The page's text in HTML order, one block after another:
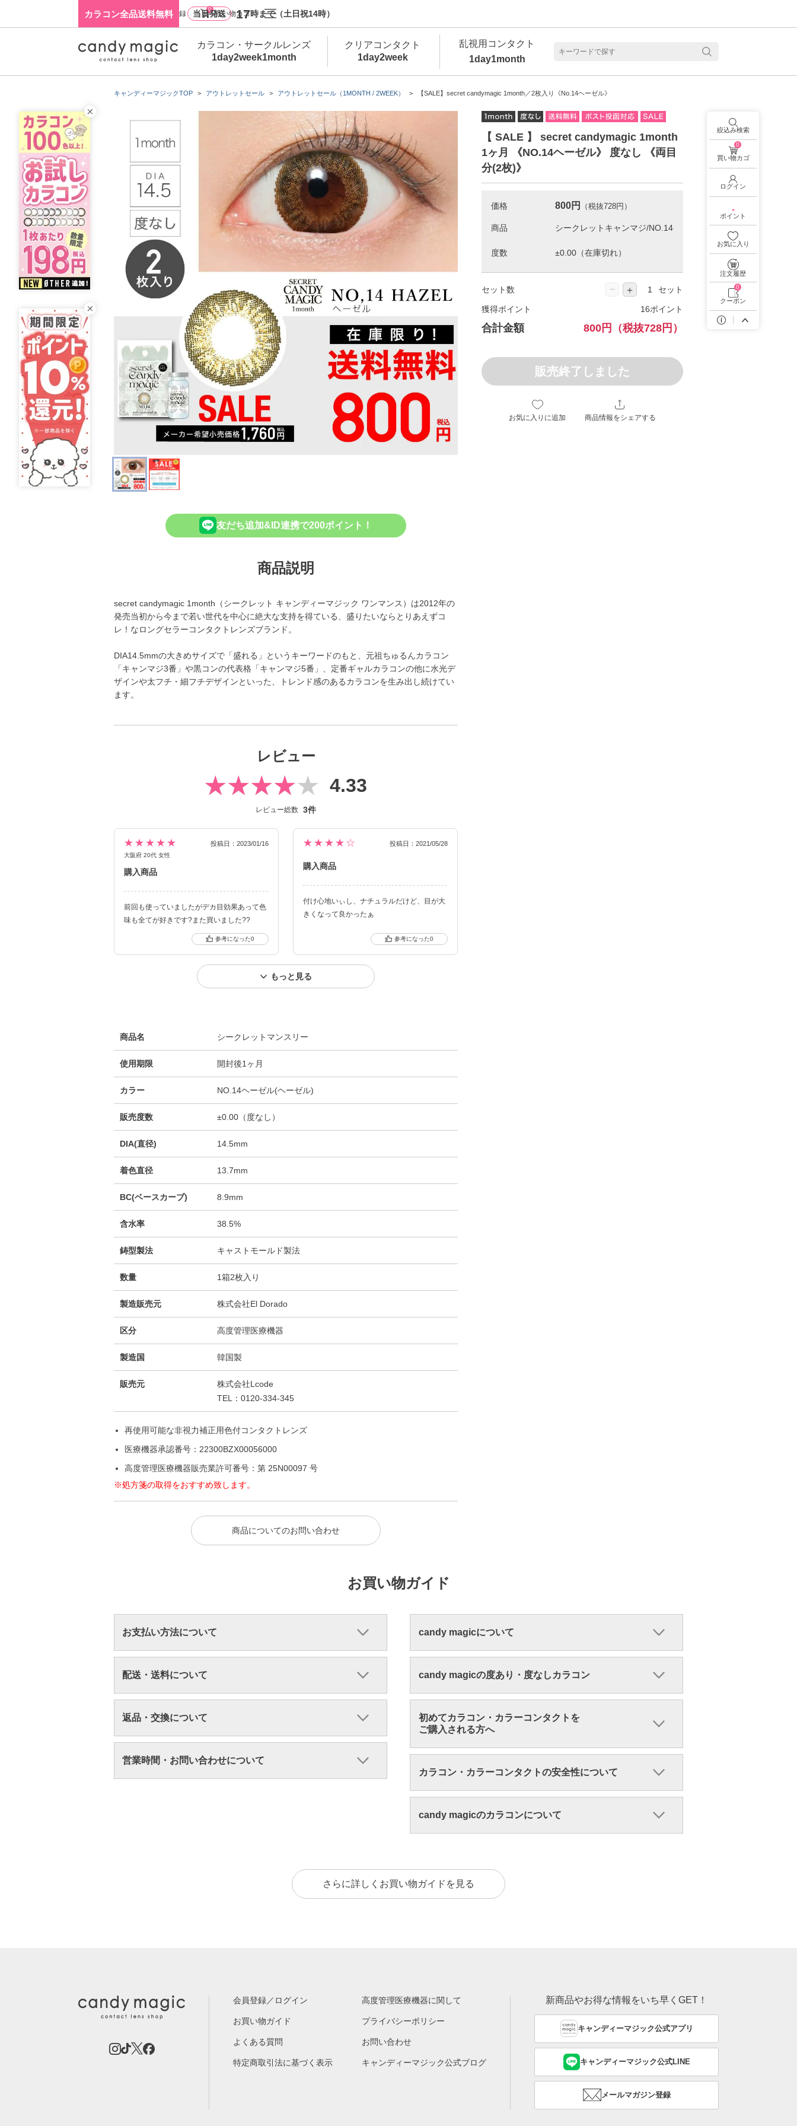
カラコン全品送料無料 当日発送 17時まで（土日祝14時）
キャンディーマジックTOP アウトレットセール アウトレットセール（1MONTH / 2WEEK） 【SALE】secret candymagic 1month／2枚入り《No.14ヘーゼル》
【 SALE 】 secret candymagic 1month
1ヶ月 《NO.14ヘーゼル》 度なし 《両目
分(2枚)》
価格 800円 （税抜728円）
商品
度数
セット数 − ＋ セット
獲得ポイント 16ポイント
合計金額 800円 （税抜728円）
販売終了しました
お気に入りに追加 商品情報をシェアする
友だち追加&ID連携で200ポイント！
商品説明
secret candymagic 1month（シークレット キャンディーマジック ワンマンス）は2012年の
発売当初から今まで若い世代を中心に絶大な支持を得ている、盛りたいならとりあえずコ
レ！なロングセラーコンタクトレンズブランド。
DIA14.5mmの大きめサイズで「盛れる」というキーワードのもと、元祖ちゅるんカラコン
「キャンマジ3番」や黒コンの代表格「キャンマジ5番」、定番ギャルカラコンの他に水光デ
ザインや太フチ・細フチデザインといった、トレンド感のあるカラコンを生み出し続けてい
ます。
レビュー
4.33
レビュー総数 3件
★★★★★
大阪府 20代 女性
投稿日：2023/01/16
購入商品
前回も使っていましたがデカ目効果あって色
味も全てが好きです?また買いました??
0
★★★★☆ 投稿日：2021/05/28
購入商品
付け心地いぃし、ナチュラルだけど、目が大
きくなって良かったぁ
0
もっと見る
商品名 シークレットマンスリー
使用期限 開封後1ヶ月
カラー NO.14ヘーゼル(ヘーゼル)
販売度数 ±0.00（度なし）
DIA(直径) 14.5mm
着色直径 13.7mm
BC(ベースカーブ) 8.9mm
含水率 38.5%
鋳型製法 キャストモールド製法
数量 1箱2枚入り
製造販売元 株式会社El Dorado
区分 高度管理医療機器
製造国 韓国製
販売元
株式会社Lcode
TEL：0120-334-345
再使用可能な非視力補正用色付コンタクトレンズ
医療機器承認番号：22300BZX00056000
高度管理医療機器販売業許可番号：第 25N00097 号
※処方箋の取得をおすすめ致します。
商品についてのお問い合わせ
ログイン・新規会員登録
0
買い物カゴ
カラコン・サークルレンズ
1day2week1month
クリアコンタクト
1day2week
乱視用コンタクト
1day1month
絞込み検索
0
買い物カゴ
ログイン
-
ポイント
お気に入り
注文履歴
0
クーポン
カラコン・サークルレンズ 1day 商品一覧を見る
乱視用カラコン 1day商品一覧を見る
遠近両用カラコン 1day商品一覧を見る
カラコン・サークルレンズ 2week商品一覧を見る
新商品
カラコン・サークルレンズ 1month商品一覧を見る
クリアコンタクトレンズ 1day 商品一覧を見る 乱視用カラコン 1day商品一覧を見る
クリアコンタクトレンズ 2week 商品一覧を見る
乱視用カラコン 1day商品一覧を見る
乱視用カラコン 1month商品一覧を見る
お買い物ガイド
お支払い方法について
配送・送料について
返品・交換について
営業時間・お問い合わせについて
candy magicについて
candy magicの度あり・度なしカラコン
初めてカラコン・カラーコンタクトを
ご購入される方へ
カラコン・カラーコンタクトの安全性について
candy magicのカラコンについて
さらに詳しくお買い物ガイドを見る
会員登録／ログイン
お買い物ガイド
よくある質問
特定商取引法に基づく表示
高度管理医療機器に関して
プライバシーポリシー
お問い合わせ
キャンディーマジック公式ブログ
新商品やお得な情報をいち早くGET！
キャンディーマジック公式アプリ
キャンディーマジック公式LINE
メールマガジン登録
クーポン詳細